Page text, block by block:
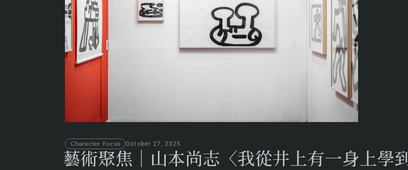
Character Focus October 27, 2025
藝術聚焦｜山本尚志〈我從井上有一身上學到